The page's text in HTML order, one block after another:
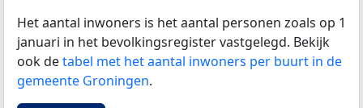
Het aantal inwoners is het aantal personen zoals op 1
januari in het bevolkingsregister vastgelegd. Bekijk
ook detabel met het aantal inwoners per buurt in de
gemeente Groningen.